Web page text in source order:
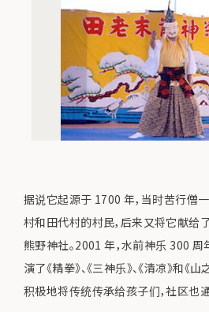
据说它起源于 1700 年，当时苦行僧
村和田代村的村民，后来又将它献给
熊野神社。2001 年，水前神乐 300 周
演了《精拳》、《三神乐》、《清凉》和《
积极地将传统传承给孩子们，社区也